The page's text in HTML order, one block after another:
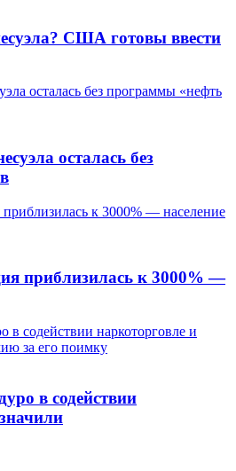
США готовы ввести
осталась без
приблизилась к 3000% —
в содействии